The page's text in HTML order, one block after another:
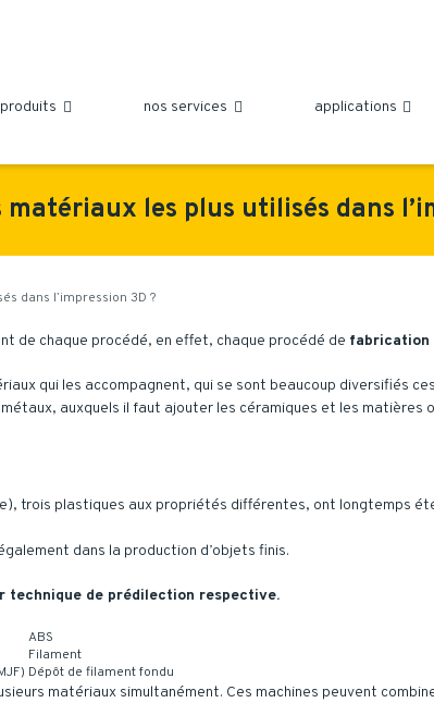
 nos services  applications 
matériaux les plus utilisés dans
dans l’impression 3D ?
de chaque procédé, en effet, chaque procédé de fabrication
qui les accompagnent, qui se sont beaucoup diversifiés
auxquels il faut ajouter les céramiques et les matières
trois plastiques aux propriétés différentes, ont longtemps
dans la production d’objets finis.
technique de prédilection respective.
ABS
Filament
Dépôt de filament fondu
matériaux simultanément. Ces machines peuvent